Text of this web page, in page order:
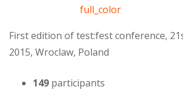
First edition of test:fest conference,
2015, Wroclaw, Poland
149 participants